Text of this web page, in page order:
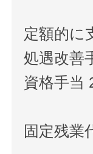
定額的に
処遇改善
資格手当
固定残業